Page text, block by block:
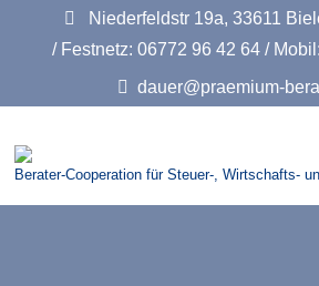
Niederfeldstr 19a, 33611
/ Festnetz: 06772 96 42 64 /
dauer@praemium-
Berater-Cooperation für Steuer-, Wirtschafts-